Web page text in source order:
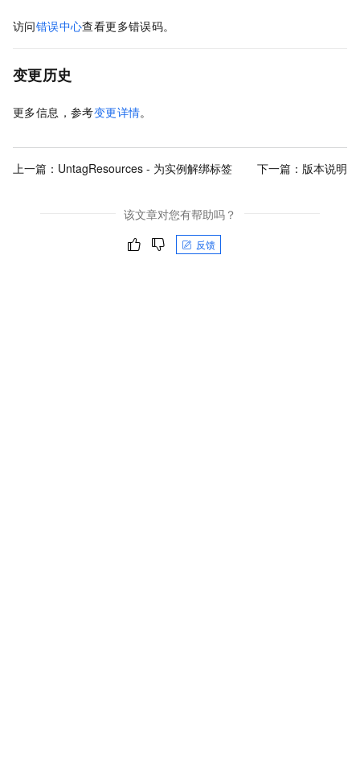
访问错误中心查看更多错误码。
变更历史
更多信息，参考变更详情。
上一篇： UntagResources - 为实例解绑标签 下一篇： 版本说明
该文章对您有帮助吗？
反馈